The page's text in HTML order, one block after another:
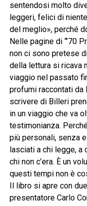
sentendosi molto
leggeri, felici di
del meglio», perché
Nelle pagine di “’70
non ci sono pretese
della lettura si ricava
viaggio nel passato
profumi raccontati da
scrivere di Billeri
in un viaggio che va
testimonianza.
più personali, senza
lasciati a chi legge,
chi non c’era. È un
questi tempi non è
Il libro si apre con
presentatore Carlo